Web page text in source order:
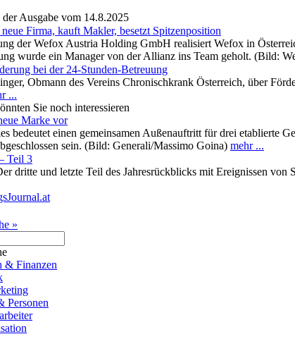
Ausgabe vom 14.8.2025
Firma, kauft Makler, besetzt Spitzenposition
der Wefox Austria Holding GmbH realisiert Wefox in
wurde ein Manager von der Allianz ins Team geholt. (Bild:
bei der 24-Stunden-Betreuung
Obmann des Vereins Chronischkrank Österreich, über
...
Sie noch interessieren
Marke vor
bedeutet einen gemeinsamen Außenauftritt für drei etablierte
sein. (Bild: Generali/Massimo Goina) mehr ...
Teil 3
dritte und letzte Teil des Jahresrückblicks mit Ereignissen
»
& Finanzen
Personen